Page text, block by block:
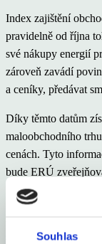
Souhlas
Index zajištění
pravidelně od října
své nákupy energií
zároveň zavádí
a ceníky, předávat
Díky těmto datům
maloobchodního
cenách. Tyto
bude ERÚ
„Správnou změnou
srovnávače však